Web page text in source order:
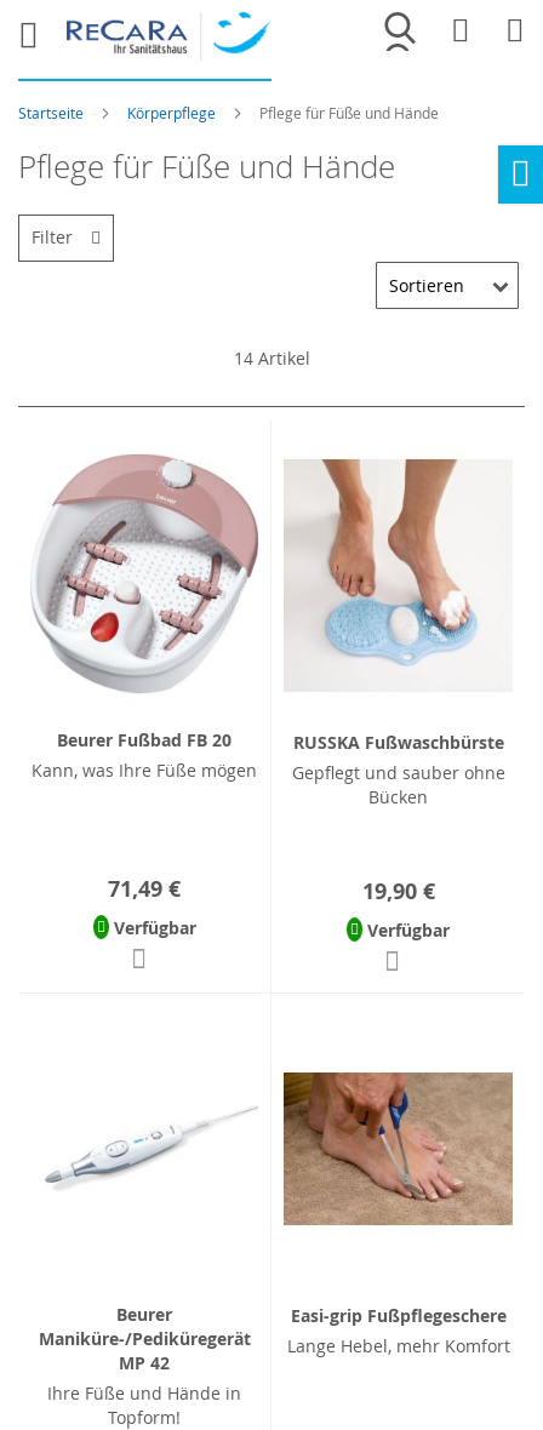
Merkliste
Startseite Körperpflege Pflege für Füße und Hände
Pflege für Füße und Hände
14Artikel
Beurer Fußbad FB 20
Kann, was Ihre Füße mögen
71,49 €
Verfügbar
RUSSKA Fußwaschbürste
Gepflegt und sauber ohne
Bücken
19,90 €
Verfügbar
Beurer
Maniküre-/Pediküregerät
MP 42
Ihre Füße und Hände in
Topform!
Easi-grip Fußpflegeschere
Lange Hebel, mehr Komfort
Filter